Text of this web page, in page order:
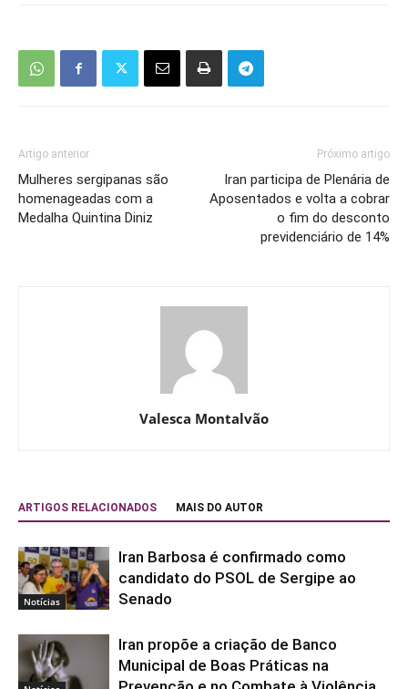
Artigo anterior
Mulheres sergipanas são
homenageadas com a
Medalha Quintina Diniz
Próximo artigo
Iran participa de Plenária de
Aposentados e volta a cobrar
o fim do desconto
previdenciário de 14%
Valesca Montalvão
ARTIGOS RELACIONADOS MAIS DO AUTOR
Notícias
Iran Barbosa é confirmado como
candidato do PSOL de Sergipe ao
Senado
Iran propõe a criação de Banco
Municipal de Boas Práticas na